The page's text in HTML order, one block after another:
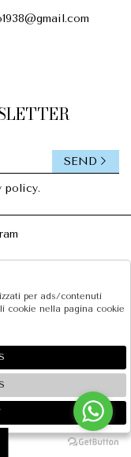
policy.
SEND
gruppo Zucchetti
per ads/contenuti
cookie nella pagina cookie